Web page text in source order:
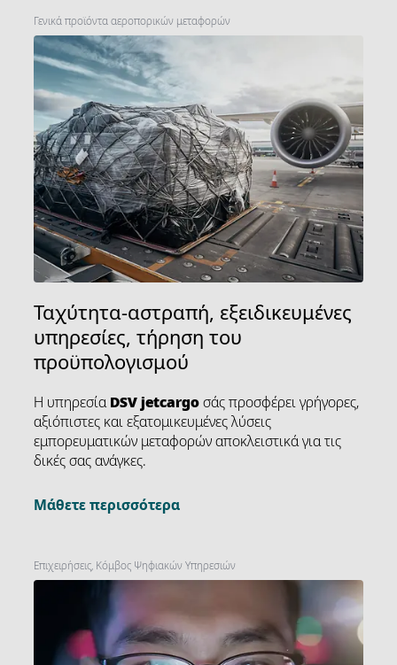
Γενικά προϊόντα αεροπορικών μεταφορών
Ταχύτητα-αστραπή, εξειδικευμένες
υπηρεσίες, τήρηση του
προϋπολογισμού
Η υπηρεσία DSV jetcargo σάς προσφέρει γρήγορες,
αξιόπιστες και εξατομικευμένες λύσεις
εμπορευματικών μεταφορών αποκλειστικά για τις
δικές σας ανάγκες.
Μάθετε περισσότερα
Επιχειρήσεις, Κόμβος Ψηφιακών Υπηρεσιών